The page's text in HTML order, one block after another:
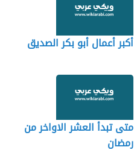
أكبر أعمال أبو بكر الصديق
متى تبدأ العشر الاواخر من
رمضان